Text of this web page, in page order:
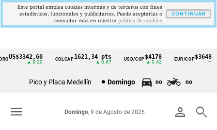
Cintillo
Colombia
US$3342,60
▲ 8.20
COLCAP1621,34 pts
▲ 0.67
USD/COP$4178
▲ 0.42
EUR/COP$3648
Pico y Placa Medellín Domingo no no
person search
Domingo, 9 de Agosto de 2026
menu
Este portal emplea cookies internas y de terceros con fines
estadísticos, funcionales y publicitarios. Puede aceptarlas o
consultar más en nuestra politica de cookies
CONTINUAR